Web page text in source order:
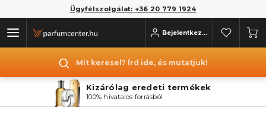
Ügyfélszolgálat: +36 20 779 1924
Bejelentkezés
Mit keresel? Írd ide, és mutatjuk!
Kizárólag eredeti termékek
100% hivatalos forrásból